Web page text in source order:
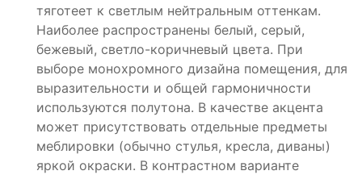
тяготеет к светлым нейтральным оттенкам.
Наиболее распространены белый, серый,
бежевый, светло-коричневый цвета. При
выборе монохромного дизайна помещения, для
выразительности и общей гармоничности
используются полутона. В качестве акцента
может присутствовать отдельные предметы
меблировки (обычно стулья, кресла, диваны)
яркой окраски. В контрастном варианте